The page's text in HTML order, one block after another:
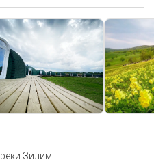
реки Зилим